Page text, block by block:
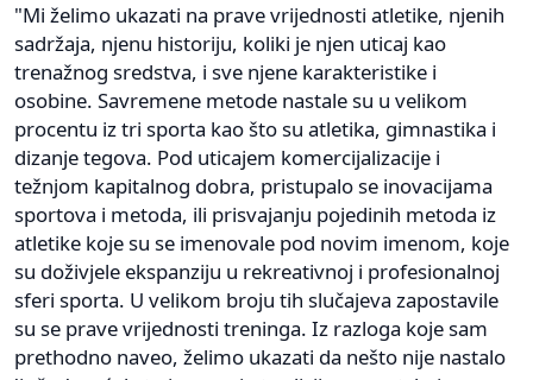
"Mi želimo ukazati na prave vrijednosti atletike, njenih
sadržaja, njenu historiju, koliki je njen uticaj kao
trenažnog sredstva, i sve njene karakteristike i
osobine. Savremene metode nastale su u velikom
procentu iz tri sporta kao što su atletika, gimnastika i
dizanje tegova. Pod uticajem komercijalizacije i
težnjom kapitalnog dobra, pristupalo se inovacijama
sportova i metoda, ili prisvajanju pojedinih metoda iz
atletike koje su se imenovale pod novim imenom, koje
su doživjele ekspanziju u rekreativnoj i profesionalnoj
sferi sporta. U velikom broju tih slučajeva zapostavile
su se prave vrijednosti treninga. Iz razloga koje sam
prethodno naveo, želimo ukazati da nešto nije nastalo